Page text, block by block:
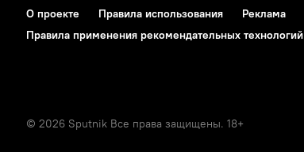
О проекте Правила использования Реклама
Правила применения рекомендательных технологий
© 2026 Sputnik Все права защищены. 18+